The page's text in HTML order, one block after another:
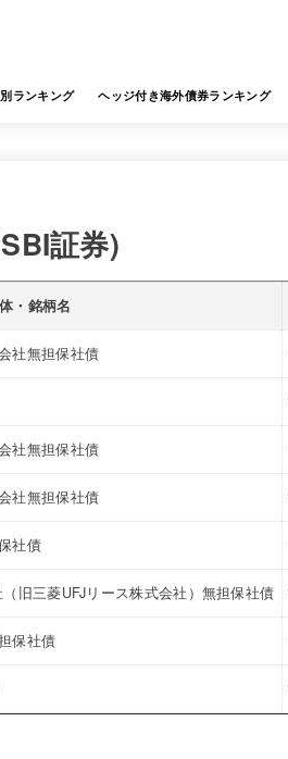
ランキング ヘッジ付き海外債券ランキング
証券)
・銘柄名
社無担保社債
社無担保社債
社無担保社債
社債
旧三菱UFJリース株式会社）無担保社債
保社債